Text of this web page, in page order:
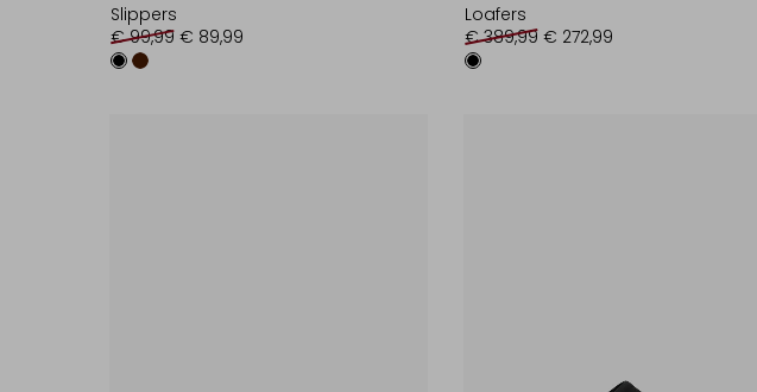
Slippers
€ 99,99 € 89,99
Loafers
€ 389,99 € 272,99